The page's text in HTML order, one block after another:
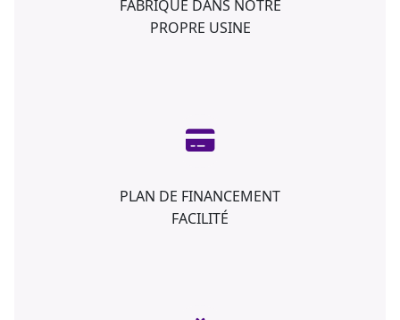
FABRIQUÉ DANS NOTRE
PROPRE USINE
PLAN DE FINANCEMENT
FACILITÉ